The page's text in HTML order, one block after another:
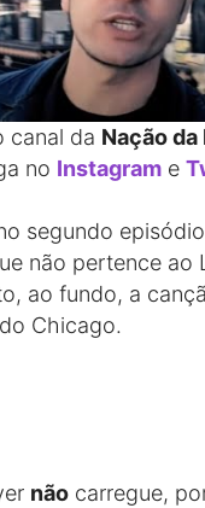
canal da Nação
no Instagram e
segundo
não pertence ao
ao fundo, a
Chicago.
não carregue,